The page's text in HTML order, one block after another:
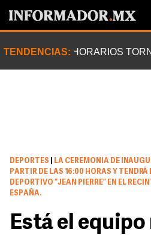
TENDENCIAS: HORARIOS
DEPORTES
LA CEREMONIA DE
PARTIR DE LAS 16:00 HORAS Y
DEPORTIVO “JEAN PIERRE” EN EL
ESPAÑA.
Está el